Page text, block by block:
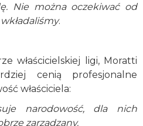
Nie można oczekiwać od
.
właścicielskiej ligi, Moratti
cenią profesjonalne
właściciela:
narodowość, dla nich
zarządzany.